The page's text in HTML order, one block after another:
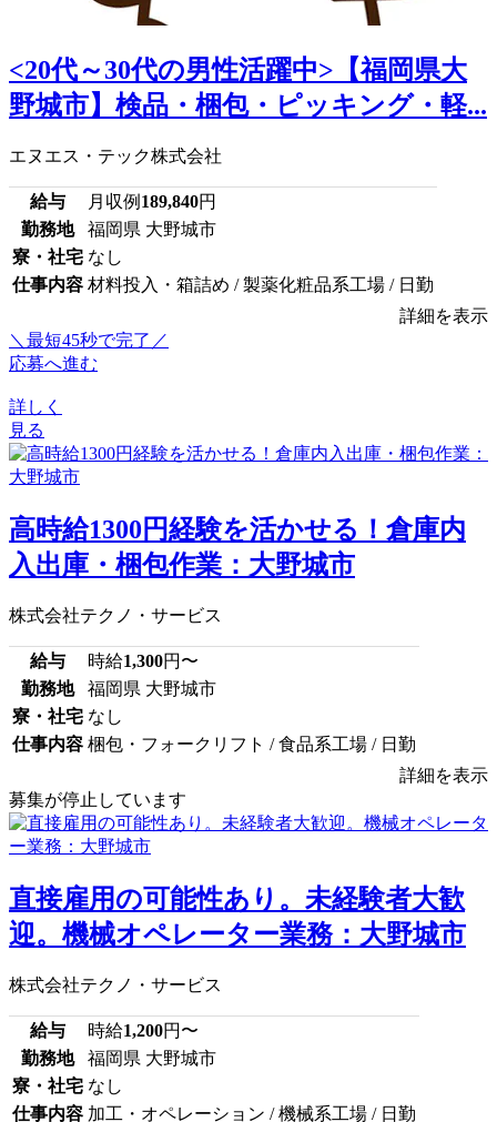
<20代～30代の男性活躍中>【福岡県大
野城市】検品・梱包・ピッキング・軽...
エヌエス・テック株式会社
給与 月収例 189,840円
勤務地
福岡県 大野城市
寮・社宅 なし
仕事内容 材料投入・箱詰め / 製薬化粧品系工場 / 日勤
詳細を表示
＼最短45秒で完了／
応募へ進む
詳しく
見る
高時給1300円経験を活かせる！倉庫内
入出庫・梱包作業：大野城市
株式会社テクノ・サービス
給与 時給1,300円〜
勤務地
福岡県 大野城市
寮・社宅 なし
仕事内容 梱包・フォークリフト / 食品系工場 / 日勤
詳細を表示
募集が停止しています
直接雇用の可能性あり。未経験者大歓
迎。機械オペレーター業務：大野城市
株式会社テクノ・サービス
給与 時給1,200円〜
勤務地
福岡県 大野城市
寮・社宅 なし
仕事内容 加工・オペレーション / 機械系工場 / 日勤